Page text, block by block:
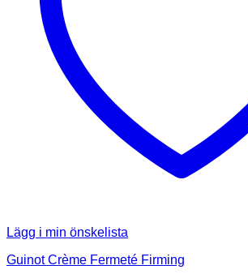
Lägg i min önskelista
Guinot Crème Fermeté Firming